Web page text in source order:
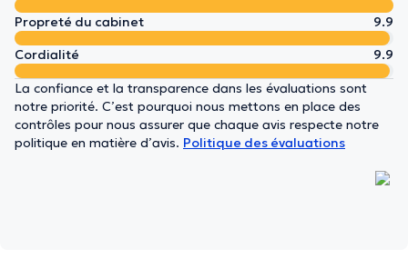
Propreté du cabinet
9.9
Cordialité
9.9
La confiance et la transparence dans les évaluations sont
notre priorité. C’est pourquoi nous mettons en place des
contrôles pour nous assurer que chaque avis respecte notre
politique en matière d’avis. Politique des évaluations